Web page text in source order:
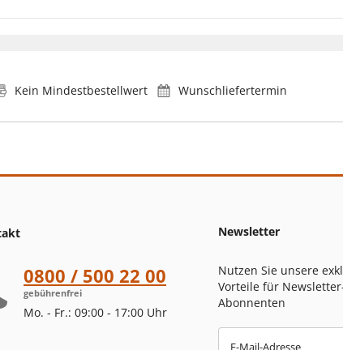
Kein Mindestbestellwert Wunschliefertermin
0800 / 500 22 00
gebührenfrei
Mo. - Fr.: 09:00 - 17:00 Uhr
Newsletter
Nutzen Sie unsere
Vorteile für
Abonnenten
E-Mail-Adresse